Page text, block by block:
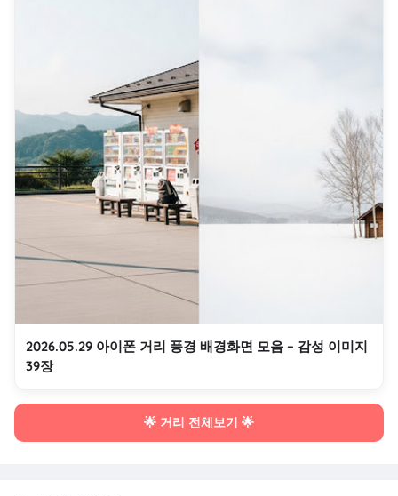
2026.05.29 아이폰 거리 풍경 배경화면 모음 – 감성 이미지
39장
🌟 거리 전체보기 🌟